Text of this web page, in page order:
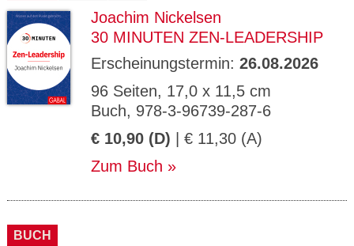
Joachim Nickelsen
30 MINUTEN ZEN-LEADERSHIP
Erscheinungstermin: 26.08.2026
96 Seiten, 17,0 x 11,5 cm
Buch, 978-3-96739-287-6
€ 10,90 (D) | € 11,30 (A)
Zum Buch
BUCH